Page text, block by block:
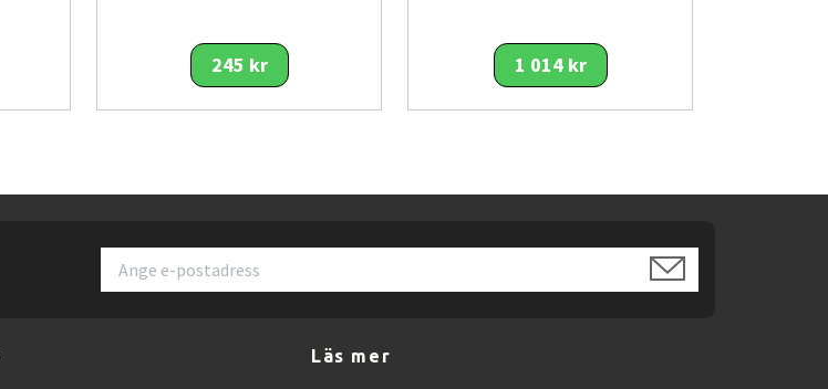
245 kr 1 014 kr
Läs mer